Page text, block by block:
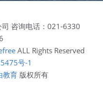
咨询电话：021-6330
号-1
教育 版权所有